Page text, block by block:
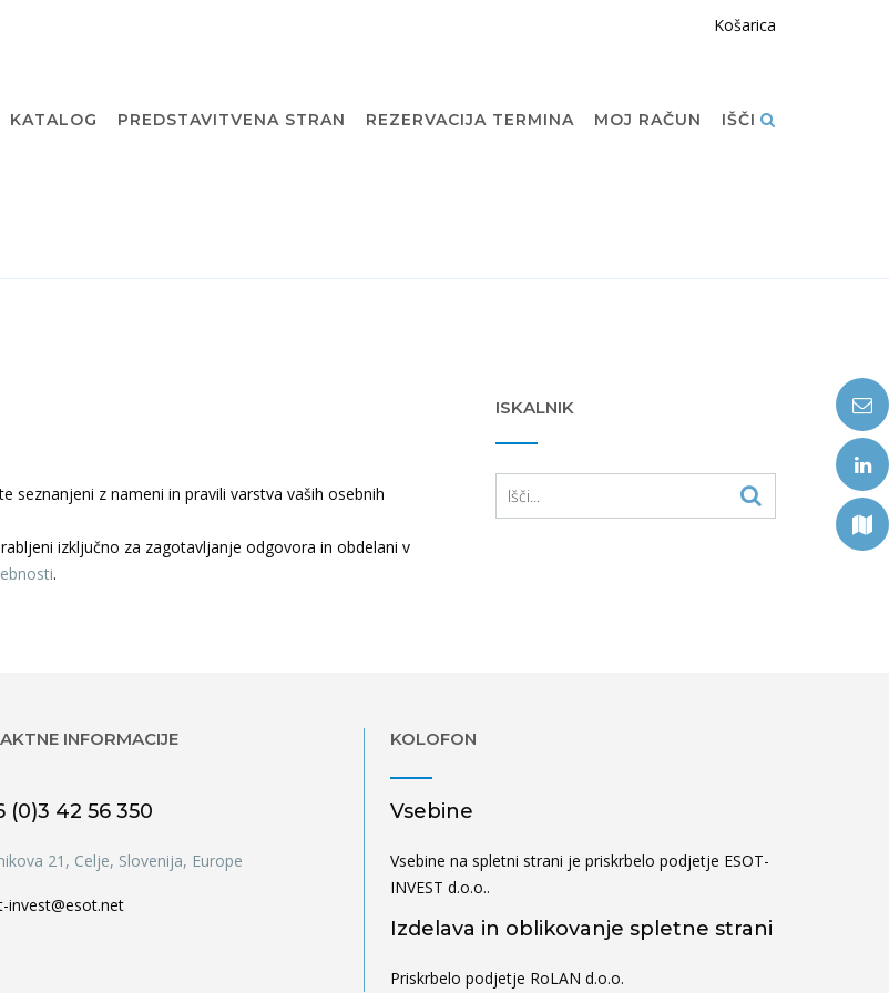
Košarica
KATALOG PREDSTAVITVENA STRAN REZERVACIJA TERMINA MOJ RAČUN IŠČI
z nameni in pravili varstva vaših osebnih
izključno za zagotavljanje odgovora in obdelani v
.
ISKALNIK
INFORMACIJE
(0)3 42 56 350
21, Celje, Slovenija, Europe
invest@esot.net
KOLOFON
Vsebine
Vsebine na spletni strani je priskrbelo podjetje ESOT-
INVEST d.o.o..
Izdelava in oblikovanje spletne strani
Priskrbelo podjetje RoLAN d.o.o.